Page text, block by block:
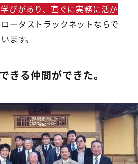
びがあり、直ぐに実務に活か
ータストラックネットならで
ます。
きる仲間ができた。